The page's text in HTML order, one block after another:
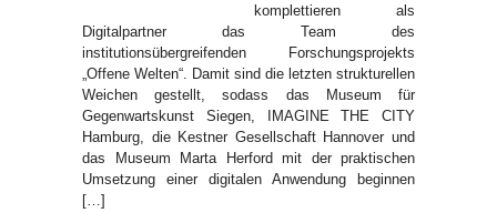
komplettieren als
Digitalpartner das Team des
institutionsübergreifenden Forschungsprojekts
„Offene Welten“. Damit sind die letzten strukturellen
Weichen gestellt, sodass das Museum für
Gegenwartskunst Siegen, IMAGINE THE CITY
Hamburg, die Kestner Gesellschaft Hannover und
das Museum Marta Herford mit der praktischen
Umsetzung einer digitalen Anwendung beginnen
[…]